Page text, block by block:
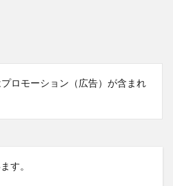
ロモーション（広告）が含まれ
す。